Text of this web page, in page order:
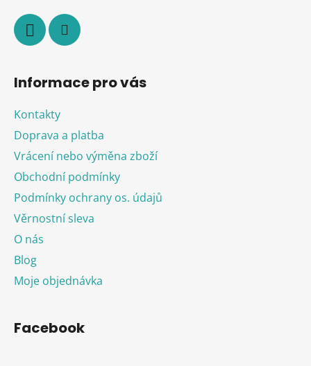
Informace pro vás
Kontakty
Doprava a platba
Vrácení nebo výměna zboží
Obchodní podmínky
Podmínky ochrany os. údajů
Věrnostní sleva
O nás
Blog
Moje objednávka
Facebook